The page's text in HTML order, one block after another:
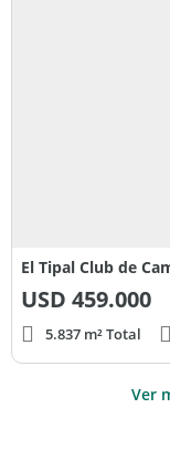
El Tipal Club de
USD 459.000
5.837 m² Total
Ver